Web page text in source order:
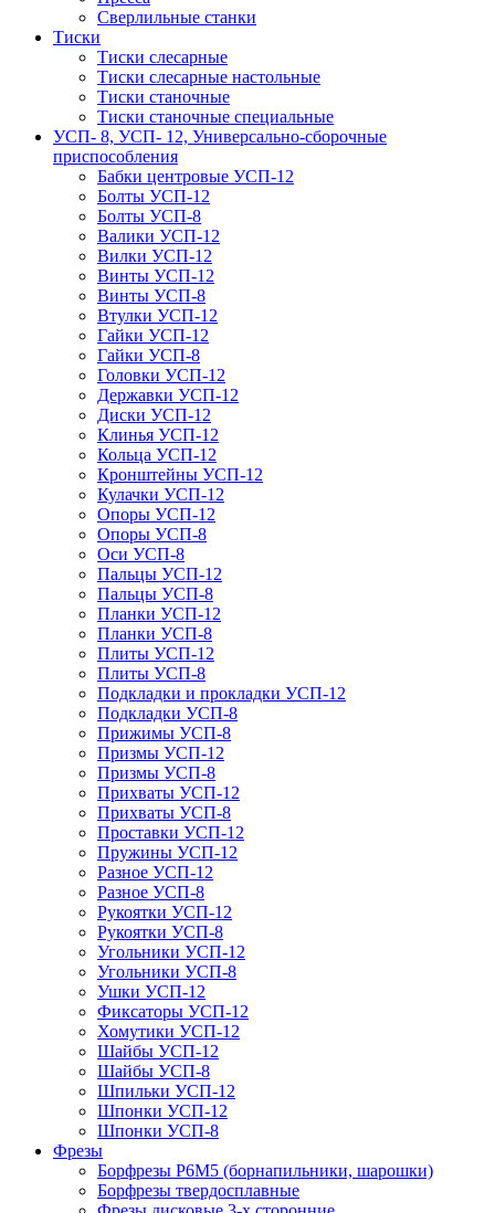
Сверлильные станки
Тиски
Тиски слесарные
Тиски слесарные настольные
Тиски станочные
Тиски станочные специальные
УСП- 8, УСП- 12, Универсально-сборочные
приспособления
Бабки центровые УСП-12
Болты УСП-12
Болты УСП-8
Валики УСП-12
Вилки УСП-12
Винты УСП-12
Винты УСП-8
Втулки УСП-12
Гайки УСП-12
Гайки УСП-8
Головки УСП-12
Державки УСП-12
Диски УСП-12
Клинья УСП-12
Кольца УСП-12
Кронштейны УСП-12
Кулачки УСП-12
Опоры УСП-12
Опоры УСП-8
Оси УСП-8
Пальцы УСП-12
Пальцы УСП-8
Планки УСП-12
Планки УСП-8
Плиты УСП-12
Плиты УСП-8
Подкладки и прокладки УСП-12
Подкладки УСП-8
Прижимы УСП-8
Призмы УСП-12
Призмы УСП-8
Прихваты УСП-12
Прихваты УСП-8
Проставки УСП-12
Пружины УСП-12
Разное УСП-12
Разное УСП-8
Рукоятки УСП-12
Рукоятки УСП-8
Угольники УСП-12
Угольники УСП-8
Ушки УСП-12
Фиксаторы УСП-12
Хомутики УСП-12
Шайбы УСП-12
Шайбы УСП-8
Шпильки УСП-12
Шпонки УСП-12
Шпонки УСП-8
Фрезы
Борфрезы Р6М5 (борнапильники, шарошки)
Борфрезы твердосплавные